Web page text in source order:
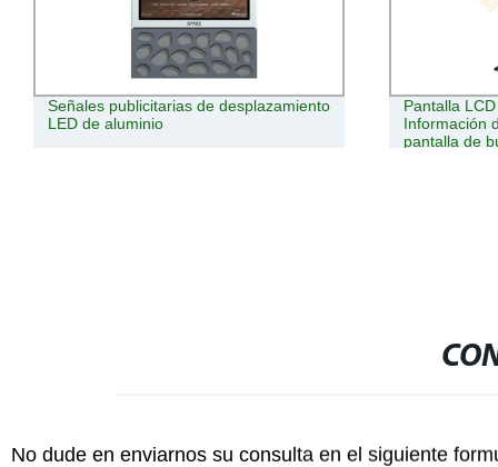
Señales publicitarias de desplazamiento
LED de aluminio
Pantalla
Información
pantalla de
No dude en enviarnos su consulta en el siguiente